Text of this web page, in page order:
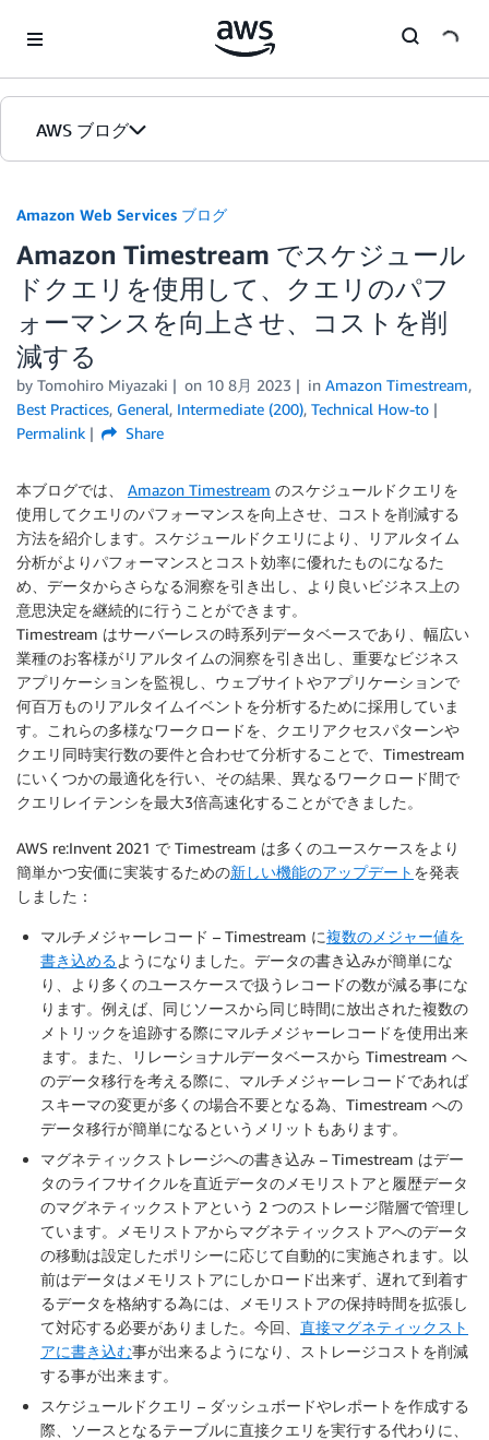
AWS ブログ
カテゴリ
エディション
Amazon Web Services ブログ
Amazon Timestream でスケジュール
ドクエリを使用して、クエリのパフ
ォーマンスを向上させ、コストを削
減する
by Tomohiro Miyazaki on 10 8月 2023 in Amazon Timestream,
Best Practices, General, Intermediate (200), Technical How-to
Permalink
Share
本ブログでは、 Amazon Timestream のスケジュールドクエリを
使用してクエリのパフォーマンスを向上させ、コストを削減する
方法を紹介します。スケジュールドクエリにより、リアルタイム
分析がよりパフォーマンスとコスト効率に優れたものになるた
め、データからさらなる洞察を引き出し、より良いビジネス上の
意思決定を継続的に行うことができます。
Timestream はサーバーレスの時系列データベースであり、幅広い
業種のお客様がリアルタイムの洞察を引き出し、重要なビジネス
アプリケーションを監視し、ウェブサイトやアプリケーションで
何百万ものリアルタイムイベントを分析するために採用していま
す。これらの多様なワークロードを、クエリアクセスパターンや
クエリ同時実行数の要件と合わせて分析することで、Timestream
にいくつかの最適化を行い、その結果、異なるワークロード間で
クエリレイテンシを最大3倍高速化することができました。
AWS re:Invent 2021 で Timestream は多くのユースケースをより
簡単かつ安価に実装するための新しい機能のアップデート を発表
しました：
マルチメジャーレコード – Timestream に複数のメジャー値を
書き込めるようになりました。データの書き込みが簡単にな
り、より多くのユースケースで扱うレコードの数が減る事にな
ります。例えば、同じソースから同じ時間に放出された複数の
メトリックを追跡する際にマルチメジャーレコードを使用出来
ます。また、リレーショナルデータベースから Timestream へ
のデータ移行を考える際に、マルチメジャーレコードであれば
スキーマの変更が多くの場合不要となる為、Timestream への
データ移行が簡単になるというメリットもあります。
マグネティックストレージへの書き込み – Timestream はデー
タのライフサイクルを直近データのメモリストアと履歴データ
のマグネティックストアという 2 つのストレージ階層で管理し
ています。メモリストアからマグネティックストアへのデータ
の移動は設定したポリシーに応じて自動的に実施されます。以
前はデータはメモリストアにしかロード出来ず、遅れて到着す
るデータを格納する為には、メモリストアの保持時間を拡張し
て対応する必要がありました。今回、 直接マグネティックスト
アに書き込む事が出来るようになり、ストレージコストを削減
する事が出来ます。
スケジュールドクエリ – ダッシュボードやレポートを作成する
際、ソースとなるテーブルに直接クエリを実行する代わりに、